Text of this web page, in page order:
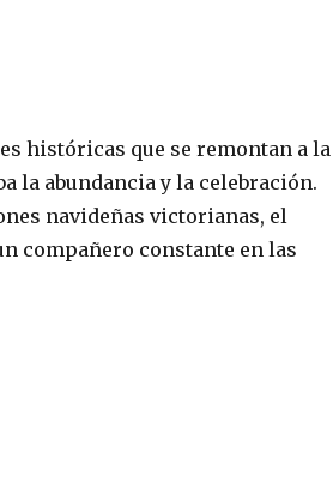
históricas que se remontan a la
la abundancia y la celebración.
navideñas victorianas, el
compañero constante en las